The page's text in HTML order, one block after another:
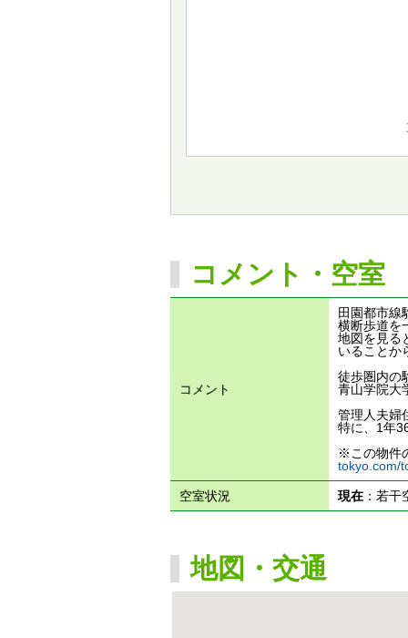
コメント・空室
コメント
田園都市線
横断歩道を
地図を見る
いることか
徒歩圏内の
青山学院大
管理人夫婦
特に、1年
※この物件
tokyo.com/
空室状況 現在：若
地図・交通